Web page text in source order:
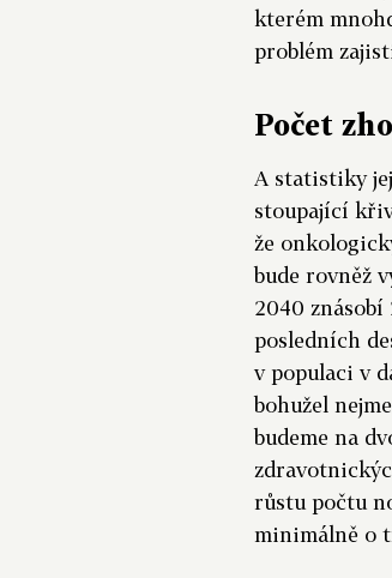
kterém
problém
Počet
A statistiky
stoupající
že
bude rovněž
2040
posledních
v populaci v
bohužel
budeme na
růstu počtu
minimálně o